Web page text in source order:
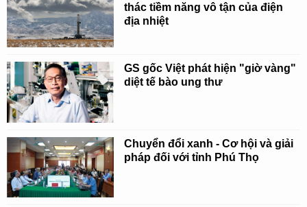
thác tiềm năng vô tận của điện
địa nhiệt
GS gốc Việt phát hiện "giờ vàng"
diệt tế bào ung thư
Chuyển đổi xanh - Cơ hội và giải
pháp đối với tỉnh Phú Thọ